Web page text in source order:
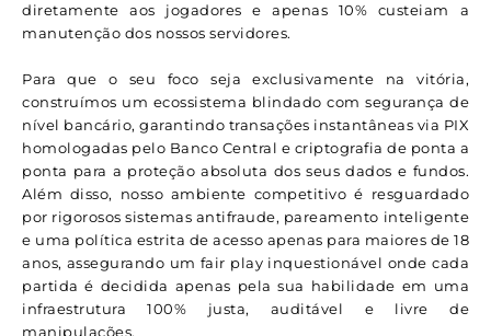
diretamente aos jogadores e apenas 10% custeiam a
manutenção dos nossos servidores.
Para que o seu foco seja exclusivamente na vitória,
construímos um ecossistema blindado com segurança de
nível bancário, garantindo transações instantâneas via PIX
homologadas pelo Banco Central e criptografia de ponta a
ponta para a proteção absoluta dos seus dados e fundos.
Além disso, nosso ambiente competitivo é resguardado
por rigorosos sistemas antifraude, pareamento inteligente
e uma política estrita de acesso apenas para maiores de 18
anos, assegurando um fair play inquestionável onde cada
partida é decidida apenas pela sua habilidade em uma
infraestrutura 100% justa, auditável e livre de
manipulações.